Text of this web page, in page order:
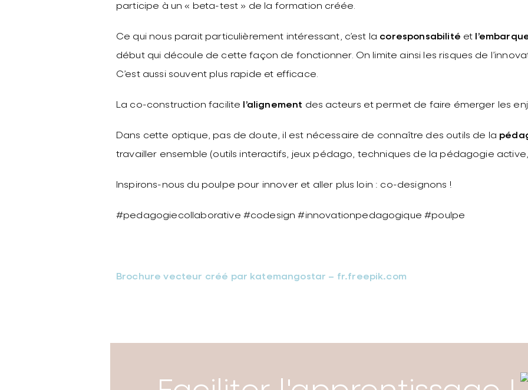
participe à un « beta-test » de la formation créée.
Ce qui nous parait particulièrement intéressant, c’est la coresponsabilité et
début qui découle de cette façon de fonctionner. On limite ainsi les risques de
C’est aussi souvent plus rapide et efficace.
La co-construction facilite l’alignement des acteurs et permet de faire émerger les
Dans cette optique, pas de doute, il est nécessaire de connaître des outils de la
travailler ensemble (outils interactifs, jeux pédago, techniques de la pédagogie
Inspirons-nous du poulpe pour innover et aller plus loin : co-designons !
#pedagogiecollaborative #codesign #innovationpedagogique #poulpe
Brochure vecteur créé par katemangostar – fr.freepik.com